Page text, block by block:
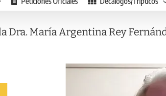
Dra. María Argentina Rey